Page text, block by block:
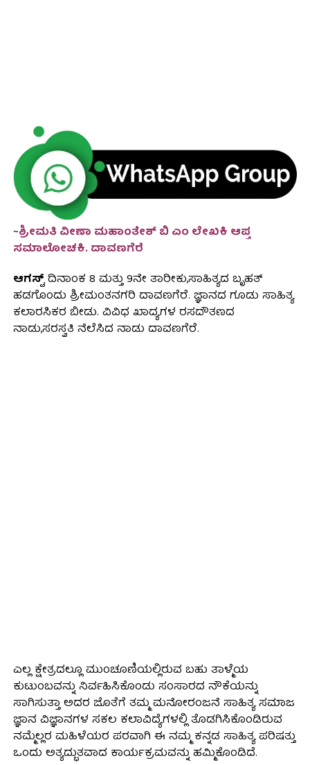
~ಶ್ರೀಮತಿ ವೀಣಾ ಮಹಾಂತೇಶ್ ಬಿ ಎಂ ಲೇಖಕಿ ಆಪ್ತ
ಸಮಾಲೋಚಕಿ. ದಾವಣಗೆರೆ
ಆಗಸ್ಟ್ದಿನಾಂಕ 8 ಮತ್ತು 9ನೇ ತಾರೀಕು,ಸಾಹಿತ್ಯದ ಬೃಹತ್
ಹಡಗೊಂದು ಶ್ರೀಮಂತನಗರಿ ದಾವಣಗೆರೆ. ಜ್ಞಾನದ ಗೂಡು ಸಾಹಿತ್ಯ
ಕಲಾರಸಿಕರ ಬೀಡು. ವಿವಿಧ ಖಾದ್ಯಗಳ ರಸದೌತಣದ
ನಾಡು,ಸರಸ್ವತಿ ನೆಲೆಸಿದ ನಾಡು ದಾವಣಗೆರೆ.
ಎಲ್ಲ ಕ್ಷೇತ್ರದಲ್ಲೂ ಮುಂಚೂಣಿಯಲ್ಲಿರುವ ಬಹು ತಾಳ್ಮೆಯ
ಕುಟುಂಬವನ್ನು ನಿರ್ವಹಿಸಿಕೊಂಡು ಸಂಸಾರದ ನೌಕೆಯನ್ನು
ಸಾಗಿಸುತ್ತಾ ಅದರ ಜೊತೆಗೆ ತಮ್ಮ ಮನೋರಂಜನೆ ಸಾಹಿತ್ಯ ಸಮಾಜ
ಜ್ಞಾನ ವಿಜ್ಞಾನಗಳ ಸಕಲ ಕಲಾವಿದ್ಯೆಗಳಲ್ಲಿ ತೊಡಗಿಸಿಕೊಂಡಿರುವ
ನಮ್ಮೆಲ್ಲರ ಮಹಿಳೆಯರ ಪರವಾಗಿ ಈ ನಮ್ಮ ಕನ್ನಡ ಸಾಹಿತ್ಯ ಪರಿಷತ್ತು
ಒಂದು ಅತ್ಯದ್ಭುತವಾದ ಕಾರ್ಯಕ್ರಮವನ್ನು ಹಮ್ಮಿಕೊಂಡಿದೆ.